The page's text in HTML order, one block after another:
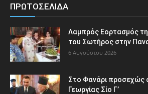
ΠΡΩΤΟΣΕΛΙΔΑ
Λαμπρός Εορτασμός
του Σωτήρος στην
6 Αυγούστου 2026
Στο Φανάρι προσεχώς
Γεωργίας Σίο Γ’